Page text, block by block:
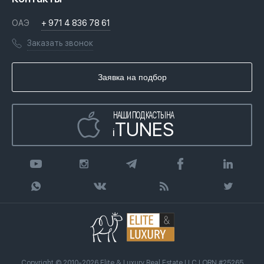
Недвижимость за криптовалюту в Дубае
Переезд в Дубай, ОАЭ
Гражданство ОАЭ
Вопросы и ответы
Книги
Инфографика
Лицензии
Агентство недвижимости
ОАЭ + 971 4 836 78 61
Заказать звонок
Заявка на подбор
НАШИ ПОДКАСТЫ НА
iTUNES